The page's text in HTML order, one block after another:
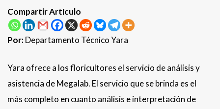
Compartir Artículo
Por:Departamento Técnico Yara
Yara ofrece a los floricultores el servicio de análisis y
asistencia de Megalab. El servicio que se brinda es el
más completo en cuanto análisis e interpretación de